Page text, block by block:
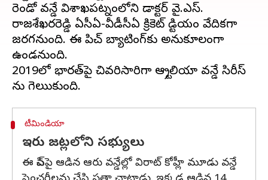
రెండో వన్డే విశాఖపట్నంలోని డాక్టర్ వై.ఎస్.
రాజశేఖరరెడ్డి ఏసీఏ-వీడీసీఏ క్రికెట్ స్టేడియం వేదికగా
జరగనుంది. ఈ పిచ్ బ్యాటింగ్‌కు అనుకూలంగా
ఉండనుంది.
2019లో భారత్‌పై చివరిసారిగా ఆస్ట్రేలియా వన్డే సిరీస్
టీమిండియా
ఇరు జట్లలోని సభ్యులు
ఈ పిచ్‌పై ఆడిన ఆరు వన్డేల్లో విరాట్ కోహ్లీ మూడు వన్డే